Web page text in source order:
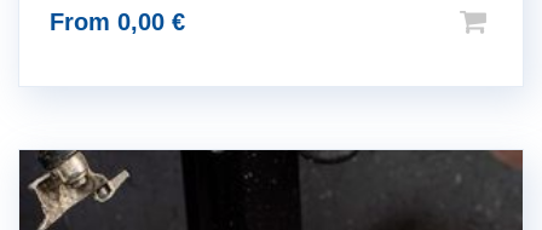
From 0,00 €